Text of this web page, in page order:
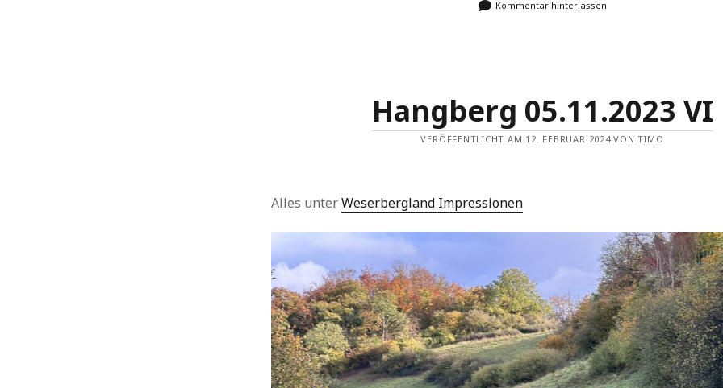
Kommentar hinterlassen
Hangberg 05.11.2023 VI
VERÖFFENTLICHT AM 12. FEBRUAR 2024 VON TIMO
Alles unterWeserbergland Impressionen